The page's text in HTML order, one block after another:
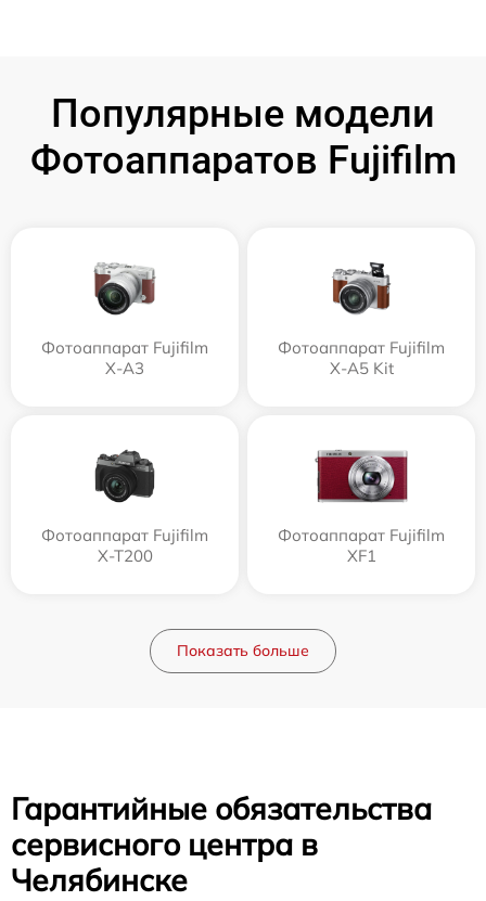
Популярные модели
Фотоаппаратов Fujifilm
Фотоаппарат Fujifilm
X-A3
Фотоаппарат Fujifilm
X-A5 Kit
Фотоаппарат Fujifilm
X-T200
Фотоаппарат Fujifilm
XF1
Показать больше
Гарантийные обязательства
сервисного центра в
Челябинске